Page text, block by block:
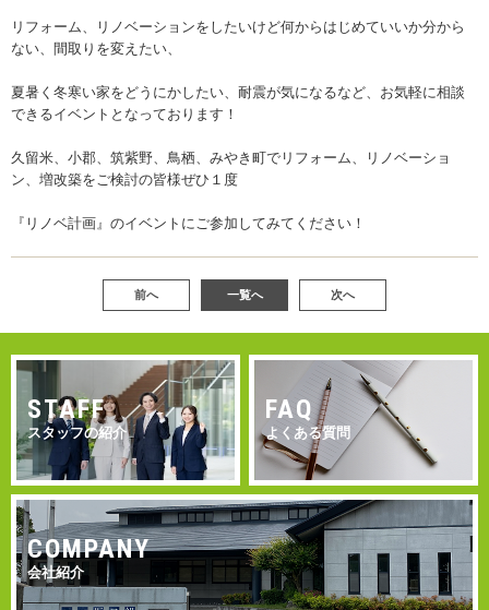
リフォーム、リノベーションをしたいけど何からはじめていいか分から
ない、間取りを変えたい、
夏暑く冬寒い家をどうにかしたい、耐震が気になるなど、お気軽に相談
できるイベントとなっております！
久留米、小郡、筑紫野、鳥栖、みやき町でリフォーム、リノベーショ
ン、増改築をご検討の皆様ぜひ１度
『リノベ計画』のイベントにご参加してみてください！
前へ 一覧へ 次へ
STAFF
スタッフの紹介
FAQ
よくある質問
COMPANY
会社紹介